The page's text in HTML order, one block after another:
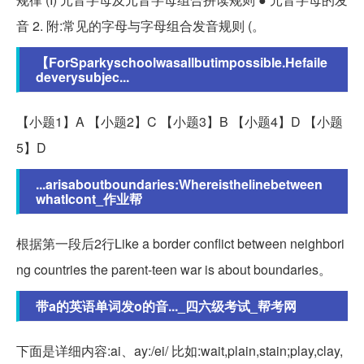
音 2. 附:常见的字母与字母组合发音规则 (。
【ForSparkyschoolwasallbutimpossible.Hefaile
deverysubjec...
【小题1】A 【小题2】C 【小题3】B 【小题4】D 【小题
5】D
...arisaboutboundaries:Whereisthelinebetween
whatIcont_作业帮
根据第一段后2行Like a border conflict between neighbori
ng countries the parent-teen war is about boundaries。
带a的英语单词发o的音..._四六级考试_帮考网
下面是详细内容:ai、ay:/ei/ 比如:wait,plain,stain;play,clay,